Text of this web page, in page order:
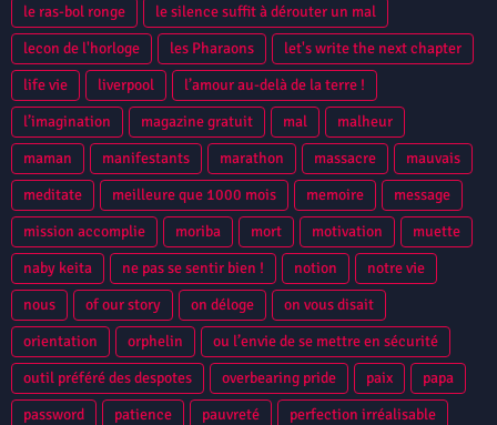
le ras-bol ronge
le silence suffit à dérouter un mal
lecon de l'horloge
les Pharaons
let's write the next chapter
life vie
liverpool
l’amour au-delà de la terre !
l’imagination
magazine gratuit mal
malheur
maman
manifestants marathon massacre
mauvais
meditate
meilleure que 1000 mois memoire
message
mission accomplie
moriba mort motivation
muette
naby keita
ne pas se sentir bien ! notion
notre vie
nous
of our story on déloge
on vous disait
orientation
orphelin
ou l’envie de se mettre en sécurité
outil préféré des despotes
overbearing pride paix
papa
password
patience pauvreté
perfection irréalisable